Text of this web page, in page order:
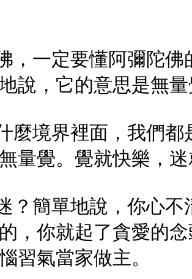
，一定要懂阿彌陀
說，它的意思是無
麼境界裡面，我們
量覺。覺就快樂，
？簡單地說，你心
，你就起了貪愛的
習氣當家做主。